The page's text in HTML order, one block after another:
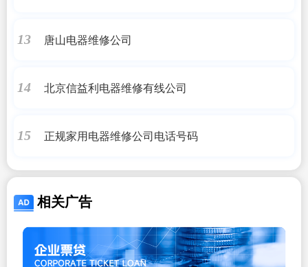
13 唐山电器维修公司
14 北京信益利电器维修有线公司
15 正规家用电器维修公司电话号码
相关广告